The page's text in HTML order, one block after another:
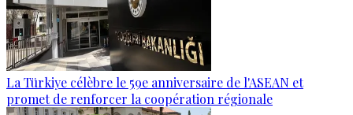
La Türkiye célèbre le 59e anniversaire de l'ASEAN et
promet de renforcer la coopération régionale